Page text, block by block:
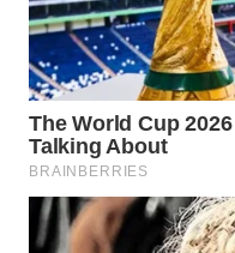
WAHANA
TRAVEL
WAHANA
TV
WAHANANEWS
ID